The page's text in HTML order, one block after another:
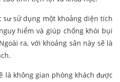
sư sử dụng một khoảng diện tích
hiểm và giúp chống khói bụi
ra, với khoảng sân này sẽ là
là không gian phòng khách được